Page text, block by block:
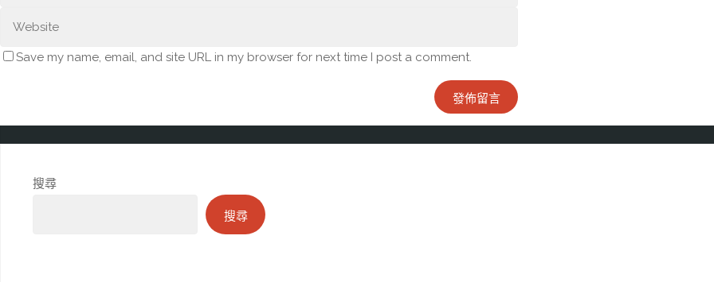
Save my name, email, and site URL in my browser for next time I post a comment.
搜尋
搜尋